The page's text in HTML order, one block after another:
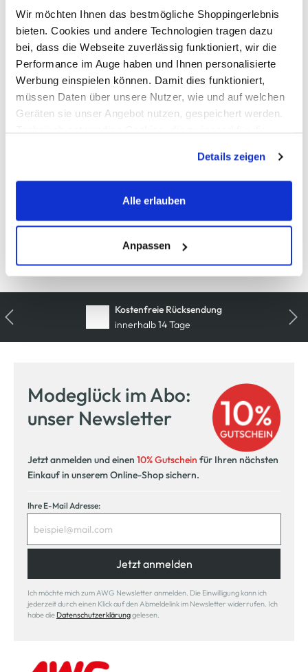
Wir möchten Ihnen das bestmögliche Shoppingerlebnis
bieten. Cookies und andere Technologien tragen dazu
bei, dass die Webseite zuverlässig funktioniert, wir die
Performance im Auge haben und Ihnen personalisierte
Werbung einspielen können. Damit dies funktioniert,
müssen Daten über unsere Nutzer, wie und auf welchen
Geräten sie unser Angebot nutzen, gespeichert werden.
werden, werden bei der Nutzung der Webseite auf jeden
Fall gesetzt. Cookies von Drittanbietern für Analyse- oder
Trackingzwecke werden nur dann aktiviert, wenn Sie das
erlauben" bzw. "Alle erlauben" klicken. Mehr dazu
(einschließlich der Möglichkeit, die Einwilligungserklärung
zu ändern oder zu widerrufen) erfahren Sie in unserem
Cookie-Hinweisbzw. derDatenschutzerklärung.
Details zeigen
Alle erlauben
Anpassen
AWG Artikelnummer
917755-0177911
Material
Kostenfreie Rücksendung
innerhalb 14 Tage
Modeglück im Abo:
unser Newsletter
Jetzt anmelden und einen 10% Gutschein für Ihren nächsten
Einkauf in unserem Online-Shop sichern.
Ihre E-Mail Adresse:
Jetzt anmelden
Ich möchte mich zum AWG Newsletter anmelden. Die Einwilligung kann ich
jederzeit durch einen Klick auf den Abmeldelink im Newsletter widerrufen. Ich
habe die Datenschutzerklärunggelesen.